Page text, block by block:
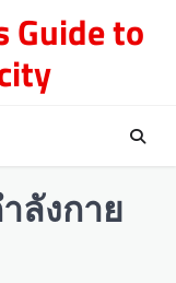
Guide to
ลังกาย